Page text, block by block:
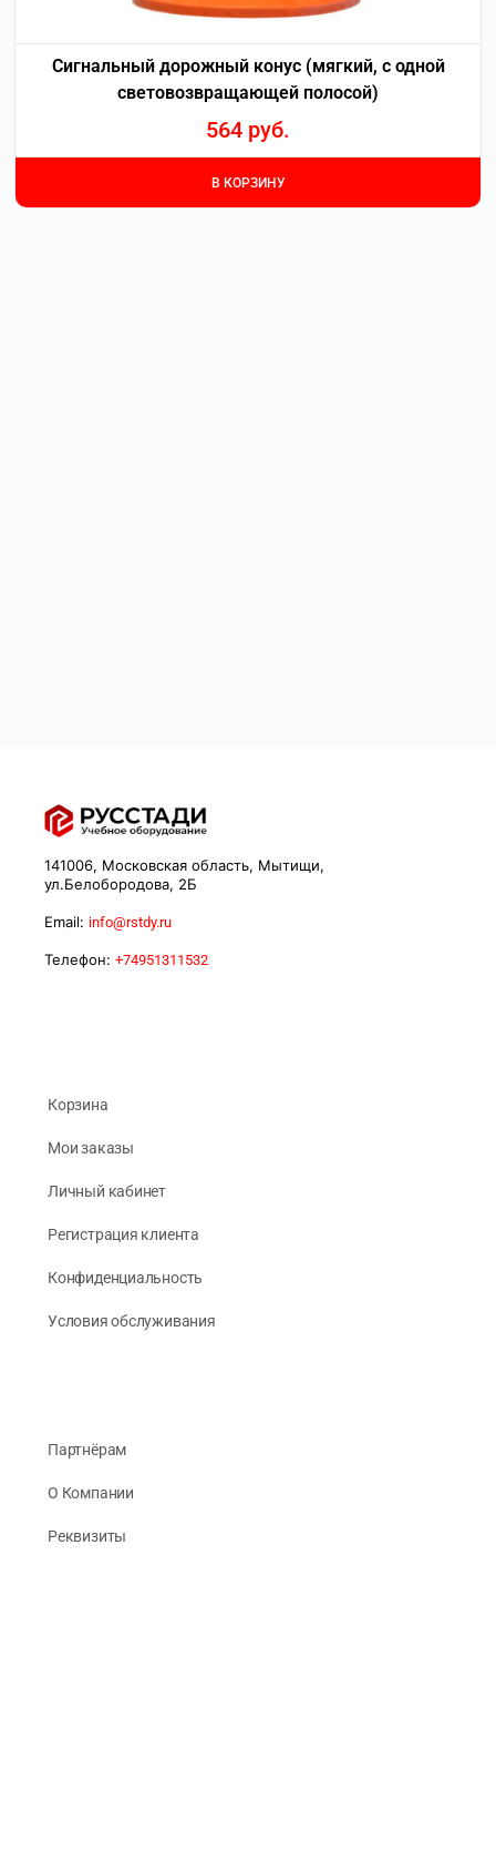
Сигнальный дорожный конус (мягкий, с одной
световозвращающей полосой)
564 руб.
В КОРЗИНУ
141006, Московская область, Мытищи,
ул.Белобородова, 2Б
Email: info@rstdy.ru
Телефон: +74951311532
Корзина
Мои заказы
Личный кабинет
Регистрация клиента
Конфиденциальность
Условия обслуживания
Партнёрам
О Компании
Реквизиты